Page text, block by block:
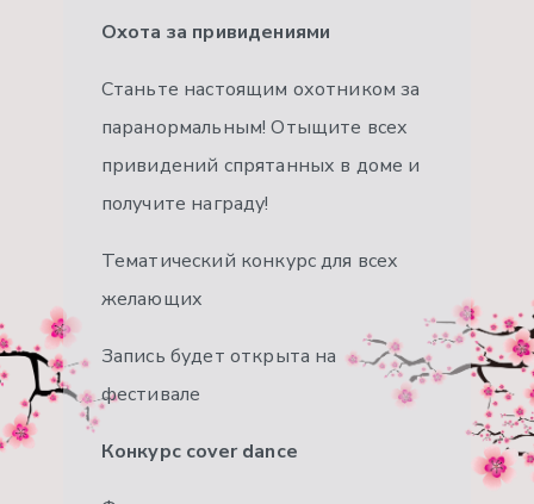
Охота за привидениями
Станьте настоящим охотником за
паранормальным! Отыщите всех
привидений спрятанных в доме и
получите награду!
Тематический конкурс для всех
желающих
Запись будет открыта на
фестивале
Конкурс cover dance